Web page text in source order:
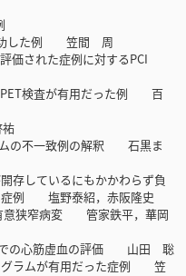
功した例 笠間 周
価された症例に対するPCI
検査が有用だった例 百
の不一致例の解釈 石黒ま
存しているにもかかわらず負
症例 塩野泰紹，赤阪隆史
意狭窄病変 管家鉄平，華岡
での心筋虚血の評価 山田 聡
グラムが有用だった症例 笠